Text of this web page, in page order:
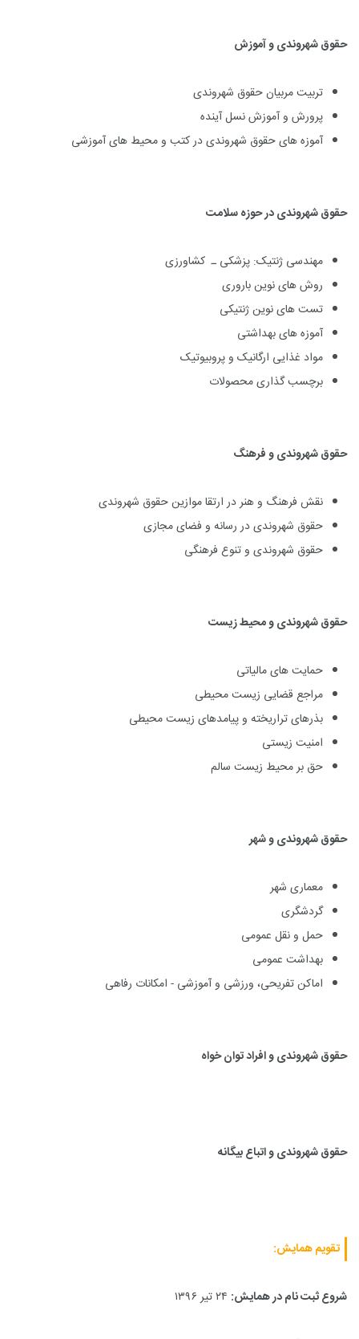
حقوق شهروندی و آموزش
تربیت مربیان حقوق شهروندی
پرورش و آموزش نسل آینده
آموزه های حقوق شهروندی در کتب و محیط های آموزشی
حقوق شهروندی در حوزه سلامت
مهندسی ژنتیک: پزشکی ـ کشاورزی
روش های نوین باروری
تست های نوین ژنتیکی
آموزه های بهداشتی
مواد غذایی ارگانیک و پروبیوتیک
برچسب گذاری محصولات
حقوق شهروندی و فرهنگ
نقش فرهنگ و هنر در ارتقا موازین حقوق شهروندی
حقوق شهروندی در رسانه و فضای مجازی
حقوق شهروندی و تنوع فرهنگی
حقوق شهروندی و محیط زیست
حمایت های مالیاتی
مراجع قضایی زیست محیطی
بذرهای تراریخته و پیامدهای زیست محیطی
امنیت زیستی
حق بر محیط زیست سالم
حقوق شهروندی و شهر
معماری شهر
گردشگری
حمل و نقل عمومی
بهداشت عمومی
اماکن تفریحی، ورزشی و آموزشی - امکانات رفاهی
حقوق شهروندی و افراد توان خواه
حقوق شهروندی و اتباع بیگانه
تقویم همایش:
شروع ثبت نام در همایش: